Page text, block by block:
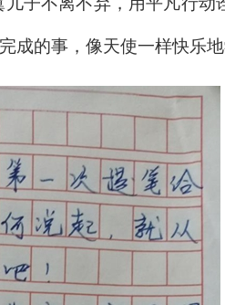
的事，像天使一样快乐地